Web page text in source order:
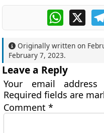
WhatsApp
X
Originally written on
February 7, 2023.
Leave a Reply
Your email
Required fields are
Comment*